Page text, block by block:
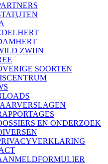
ZWIJN
SOORTEN
EN ONDERZOEK